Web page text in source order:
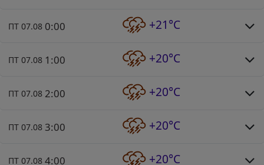
ПТ 07.08 0:00 +21°C
ПТ 07.08 1:00 +20°C
ПТ 07.08 2:00 +20°C
ПТ 07.08 3:00 +20°C
ПТ 07.08 4:00 +20°C